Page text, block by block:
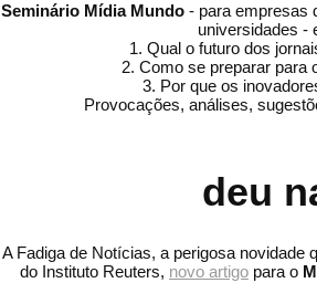
Seminário Mídia Mundo - para empresas
universidades -
1. Qual o futuro dos
2. Como se preparar para
3. Por que os
Provocações, análises,
deu
A Fadiga de Notícias, a perigosa novidade
do Instituto Reuters, novo artigo para o